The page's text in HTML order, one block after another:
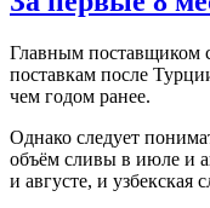
Главным поставщиком
поставкам после
чем годом ранее.
Однако следует
объём сливы в июле и
и августе, и узбекская